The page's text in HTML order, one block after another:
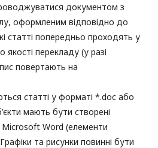
документом з
оформленим відповідно до
статті попередньо проходять у
якості перекладу (у разі
повертають на
статті у форматі *.doc або
мають бути створені
Word (елементи
та рисунки повинні бути